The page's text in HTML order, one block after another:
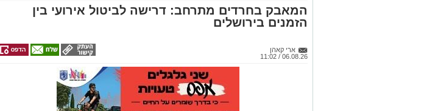
המאבק בחרדים מתרחב: דרישה לביטול אירועי בין
הזמנים בירושלים
ארי קאהן
06.08.26 / 11:02